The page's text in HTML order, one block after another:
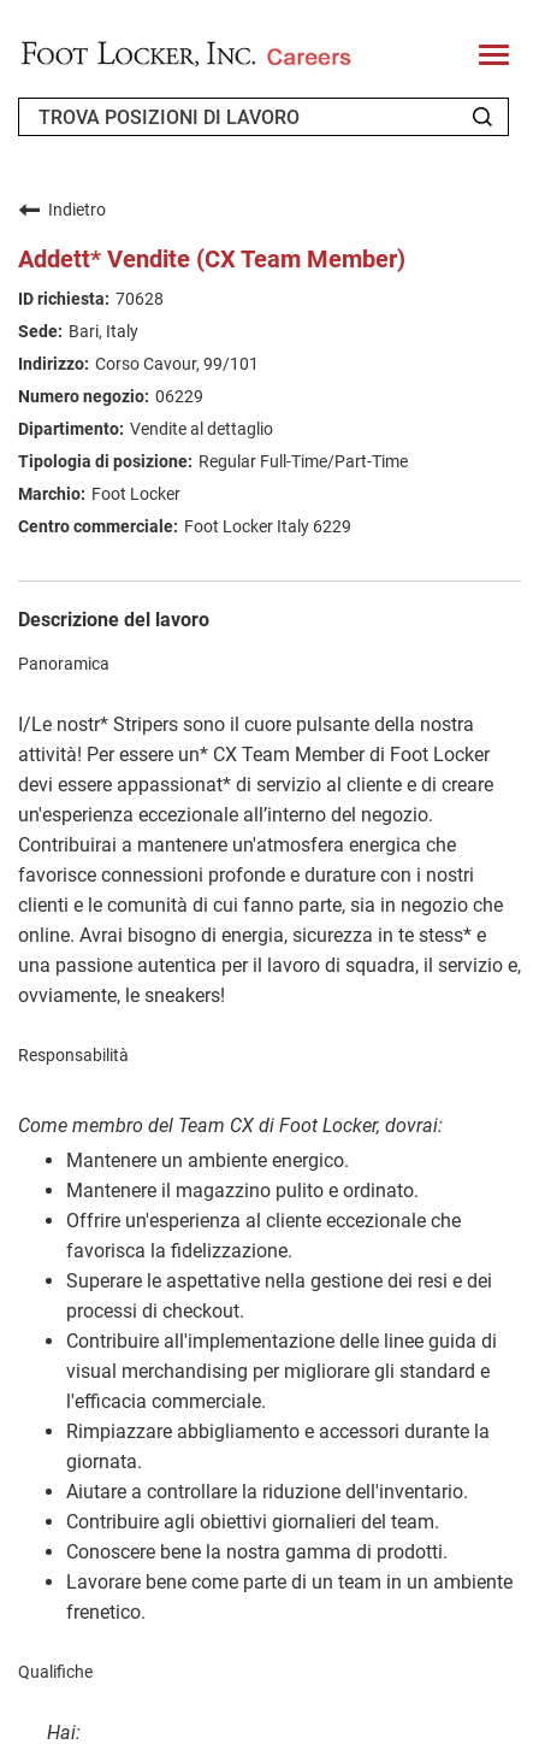
T
o
l
FAQ
CERCA LAVORO
Indietro
Addett* Vendite (CX Team Member)
70628
Bari, Italy
Corso Cavour, 99/101
06229
Vendite al dettaglio
Regular Full-Time/Part-Time
Foot Locker
Foot Locker Italy 6229
Descrizione del lavoro
Panoramica
I/Le nostr* Stripers sono il cuore pulsante della nostra
attività! Per essere un* CX Team Member di Foot Locker
devi essere appassionat* di servizio al cliente e di creare
un'esperienza eccezionale all’interno del negozio.
Contribuirai a mantenere un'atmosfera energica che
favorisce connessioni profonde e durature con i nostri
clienti e le comunità di cui fanno parte, sia in negozio che
online. Avrai bisogno di energia, sicurezza in te stess* e
una passione autentica per il lavoro di squadra, il servizio e,
ovviamente, le sneakers!
Responsabilità
Come membro del Team CX di Foot Locker, dovrai:
Mantenere un ambiente energico.
Mantenere il magazzino pulito e ordinato.
Offrire un'esperienza al cliente eccezionale che
favorisca la fidelizzazione.
Superare le aspettative nella gestione dei resi e dei
processi di checkout.
Contribuire all'implementazione delle linee guida di
visual merchandising per migliorare gli standard e
l'efficacia commerciale.
Rimpiazzare abbigliamento e accessori durante la
giornata.
Aiutare a controllare la riduzione dell'inventario.
Contribuire agli obiettivi giornalieri del team.
Conoscere bene la nostra gamma di prodotti.
Lavorare bene come parte di un team in un ambiente
frenetico.
Qualifiche
Hai: